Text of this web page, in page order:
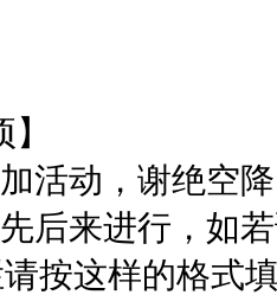
活动，谢绝空
后来进行，如
按这样的格式